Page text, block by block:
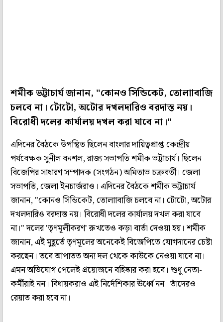
শমীক ভট্টাচার্য জানান, "কোনও সিন্ডিকেট, তোলাাবাজি
চলবে না। টোটো, অটোর দখলদারিও বরদাস্ত নয়।
বিরোধী দলের কার্যালয় দখল করা যাবে না।"
এদিনের বৈঠকে উপস্থিত ছিলেন বাংলার দায়িত্বপ্রাপ্ত কেন্দ্রীয়
পর্যবেক্ষক সুনীল বনশল, রাজ্য সভাপতি শমীক ভট্টাচার্য। ছিলেন
বিজেপির সাধারণ সম্পাদক (সংগঠন) অমিতাভ চক্রবর্তী। জেলা
সভাপতি, জেলা ইনচার্জরাও। এদিনের বৈঠকে শমীক ভট্টাচার্য
জানান, "কোনও সিন্ডিকেট, তোলাাবাজি চলবে না। টোটো, অটোর
দখলদারিও বরদাস্ত নয়। বিরোধী দলের কার্যালয় দখল করা যাবে
না।" দলের 'তৃণমূলীকরণ' রুখতেও কড়া বার্তা দেওয়া হয়। শমীক
জানান, এই মুহূর্তে তৃণমূলের অনেকেই বিজেপিতে যোগদানের চেষ্টা
করছেন। তবে আপাতত অন্য দল থেকে কাউকে নেওয়া যাবে না।
এমন অভিযোগ পেলেই প্রয়োজনে বহিষ্কার করা হবে। শুধু নেতা-
কর্মীরাই নন। বিধায়করাও এই নির্দেশিকার ঊর্ধ্বে নন। তাঁদেরও
রেয়াত করা হবে না।